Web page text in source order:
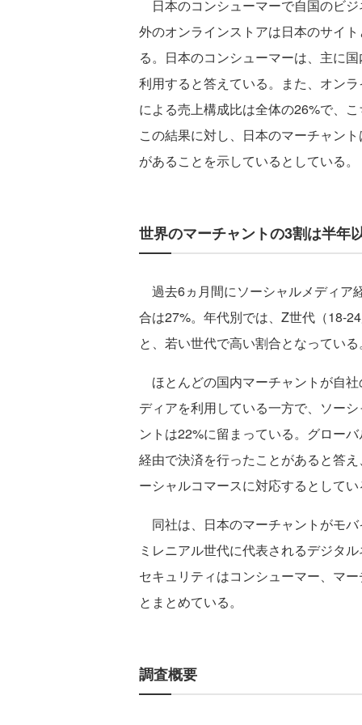
日本のコンシューマーで自国のビ
外のオンラインストアは日本のサイ
る。日本のコンシューマーは、主に
利用すると答えている。また、オン
による売上構成比は全体の26%で、
この結果に対し、日本のマーチャン
があることを示しているとしている。
世界のマーチャントの3割は半年
過去6ヵ月間にソーシャルメディア
合は27%。年代別では、Z世代（18-
と、若い世代で高い割合となってい
ほとんどの国内マーチャントが自
ディアを利用している一方で、ソー
ントは22%に留まっている。グロー
経由で決済を行ったことがあると答
ーシャルコマースに対応するとして
同社は、日本のマーチャントがモ
ミレニアル世代に代表されるデジタ
セキュリティはコンシューマー、マ
とまとめている。
調査概要